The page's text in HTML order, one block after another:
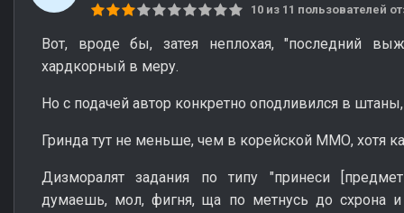
10 из 11 пользователей
Вот, вроде бы, затея неплохая, "последний
хардкорный в меру.
Но с подачей автор конкретно оподливился в
Гринда тут не меньше, чем в корейской ММО, хотя
Дизморалят задания по типу "принеси
думаешь, мол, фигня, ща по метнусь до схрона